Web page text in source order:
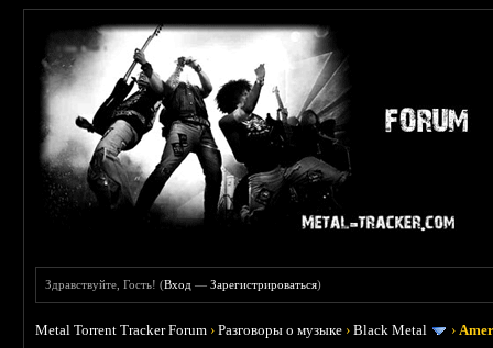
Здравствуйте, Гость! (Вход —Зарегистрироваться)
Metal Torrent Tracker Forum ›Разговоры о музыке ›Black Metal ›